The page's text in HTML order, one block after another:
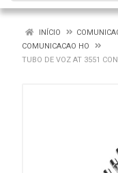
INÍCIO
COMUNICACAO HO
TUBO DE VOZ AT 3551